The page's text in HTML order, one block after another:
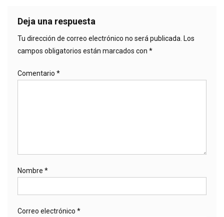
Deja una respuesta
Tu dirección de correo electrónico no será publicada. Los
campos obligatorios están marcados con *
Comentario *
Nombre *
Correo electrónico *